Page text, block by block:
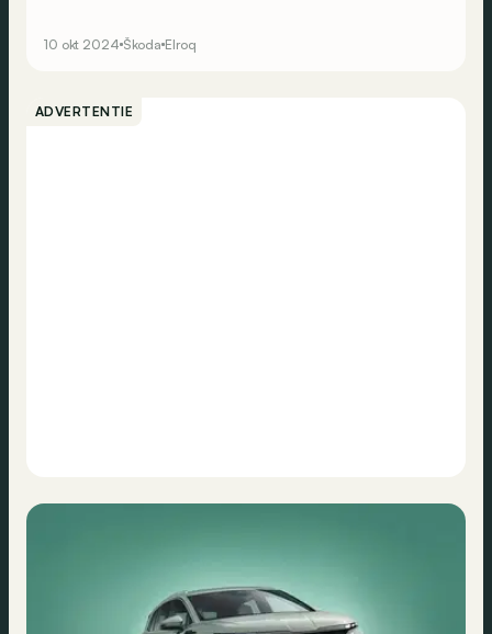
10 okt 2024 Škoda Elroq
ADVERTENTIE